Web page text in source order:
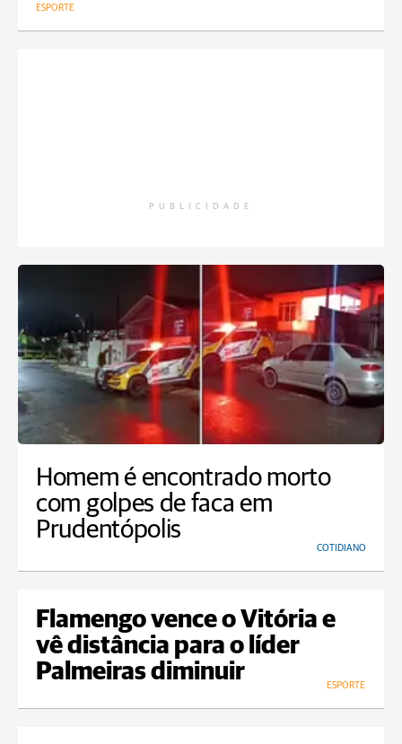
ESPORTE
PUBLICIDADE
Homem é encontrado morto
com golpes de faca em
Prudentópolis
COTIDIANO
Flamengo vence o Vitória e
vê distância para o líder
Palmeiras diminuir
ESPORTE